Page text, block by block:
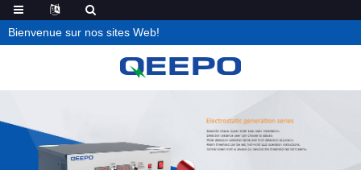
Bienvenue sur nos sites Web!